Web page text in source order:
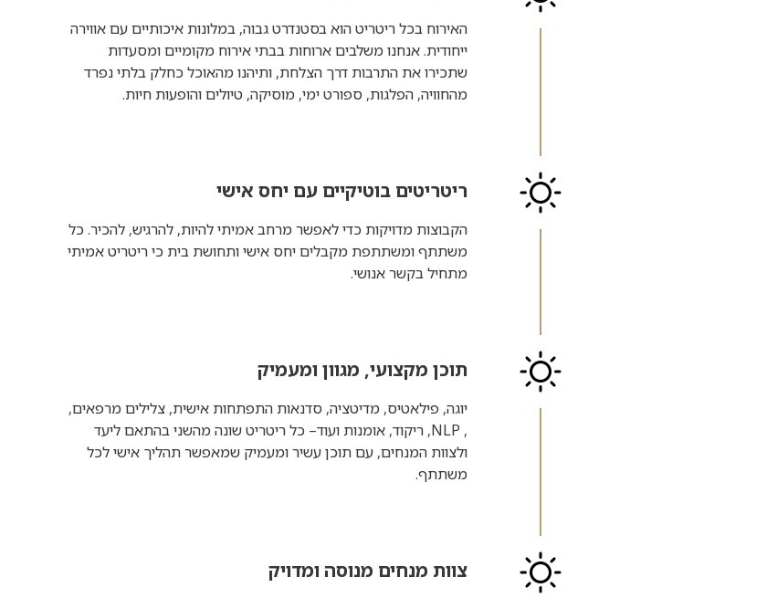
האירוח בכל ריטריט הוא בסטנדרט גבוה, במלונות איכותיים עם אווירה
ייחודית. אנחנו משלבים ארוחות בבתי אירוח מקומיים ומסעדות
שתכירו את התרבות דרך הצלחת, ותיהנו מהאוכל כחלק בלתי נפרד
מהחוויה, הפלגות, ספורט ימי, מוסיקה, טיולים והופעות חיות.
ריטריטים בוטיקיים עם יחס אישי
הקבוצות מדויקות כדי לאפשר מרחב אמיתי להיות, להרגיש, להכיר. כל
משתתף ומשתתפת מקבלים יחס אישי ותחושת בית כי ריטריט אמיתי
מתחיל בקשר אנושי.
תוכן מקצועי, מגוון ומעמיק
יוגה, פילאטיס, מדיטציה, סדנאות התפתחות אישית, צלילים מרפאים,
, NLP, ריקוד, אומנות ועוד– כל ריטריט שונה מהשני בהתאם ליעד
ולצוות המנחים, עם תוכן עשיר ומעמיק שמאפשר תהליך אישי לכל
משתתף.
צוות מנחים מנוסה ומדויק